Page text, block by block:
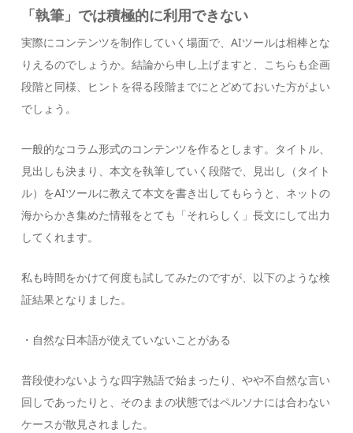
「執筆」では積極的に利用できない
実際にコンテンツを制作していく場面で、AIツールは相棒とな
りえるのでしょうか。結論から申し上げますと、こちらも企画
段階と同様、ヒントを得る段階までにとどめておいた方がよい
でしょう。
一般的なコラム形式のコンテンツを作るとします。タイトル、
見出しも決まり、本文を執筆していく段階で、見出し（タイト
ル）をAIツールに教えて本文を書き出してもらうと、ネットの
海からかき集めた情報をとても「それらしく」長文にして出力
してくれます。
私も時間をかけて何度も試してみたのですが、以下のような検
証結果となりました。
・自然な日本語が使えていないことがある
普段使わないような四字熟語で始まったり、やや不自然な言い
回しであったりと、そのままの状態ではペルソナには合わない
ケースが散見されました。